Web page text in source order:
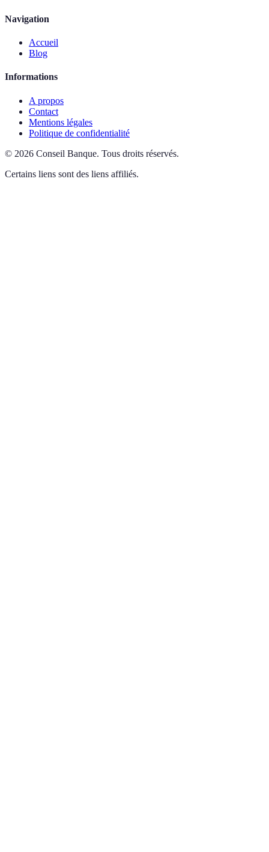
Navigation
Accueil
Blog
Informations
A propos
Contact
Mentions légales
Politique de confidentialité
© 2026 Conseil Banque. Tous droits réservés.
Certains liens sont des liens affiliés.